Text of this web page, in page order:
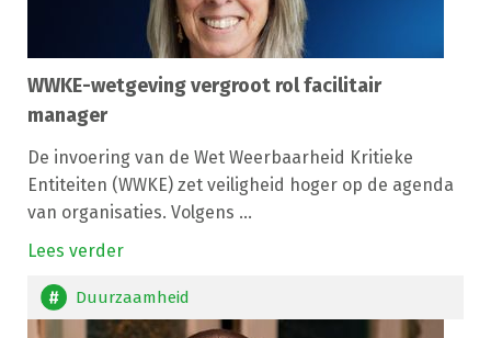
WWKE-wetgeving vergroot rol facilitair
manager
De invoering van de Wet Weerbaarheid Kritieke
Entiteiten (WWKE) zet veiligheid hoger op de agenda
van organisaties. Volgens ...
Lees verder
Duurzaamheid